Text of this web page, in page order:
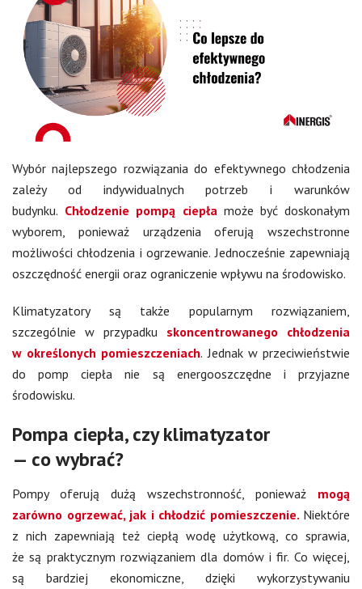
Wybór najlepszego rozwiązania do efektywnego chłodzenia
zależy od indywidualnych potrzeb i warunków
budynku. Chłodzenie pompą ciepła może być doskonałym
wyborem, ponieważ urządzenia oferują wszechstronne
możliwości chłodzenia i ogrzewanie. Jednocześnie zapewniają
oszczędność energii oraz ograniczenie wpływu na środowisko.
Klimatyzatory są także popularnym rozwiązaniem,
szczególnie w przypadku skoncentrowanego chłodzenia
w określonych pomieszczeniach. Jednak w przeciwieństwie
do pomp ciepła nie są energooszczędne i przyjazne
środowisku.
Pompa ciepła, czy klimatyzator
— co wybrać?
Pompy oferują dużą wszechstronność, ponieważ mogą
zarówno ogrzewać, jak i chłodzić pomieszczenie. Niektóre
z nich zapewniają też ciepłą wodę użytkową, co sprawia,
że są praktycznym rozwiązaniem dla domów i fir. Co więcej,
są bardziej ekonomiczne, dzięki wykorzystywaniu